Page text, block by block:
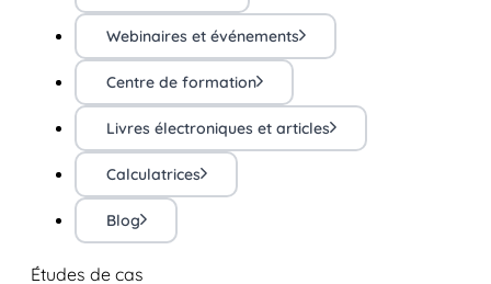
Webinaires et événements
Centre de formation
Livres électroniques et articles
Calculatrices
Blog
Études de cas